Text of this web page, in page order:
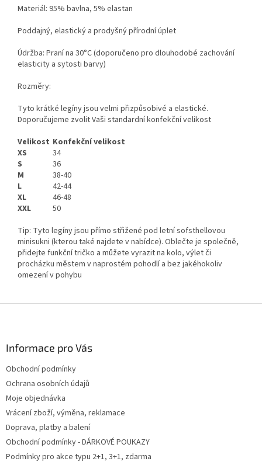
Materiál: 95% bavlna, 5% elastan
Poddajný, elastický a prodyšný přírodní úplet
Údržba: Praní na 30°C (doporučeno pro dlouhodobé zachování
elasticity a sytosti barvy)
Rozměry:
Tyto krátké legíny jsou velmi přizpůsobivé a elastické.
Doporučujeme zvolit Vaši standardní konfekční velikost
Velikost Konfekční velikost
XS
34
S
36
M
38-40
L
42-44
XL
46-48
XXL
50
Tip: Tyto legíny jsou přímo střižené pod letní sofsthellovou
minisukni (kterou také najdete v nabídce). Oblečte je společně,
přidejte funkční tričko a můžete vyrazit na kolo, výlet či
procházku městem v naprostém pohodlí a bez jakéhokoliv
omezení v pohybu
Informace pro Vás
Obchodní podmínky
Ochrana osobních údajů
Moje objednávka
Vrácení zboží, výměna, reklamace
Doprava, platby a balení
Obchodní podmínky - DÁRKOVÉ POUKAZY
Podmínky pro akce typu 2+1, 3+1, zdarma